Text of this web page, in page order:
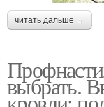
читать дальше →
выбрать.